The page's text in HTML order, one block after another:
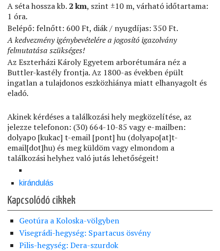
A séta hossza kb. 2 km, szint ±10 m, várható időtartama:
1 óra.
Belépő: felnőtt: 600 Ft, diák / nyugdíjas: 350 Ft.
A kedvezmény igénybevételére a jogosító igazolvány
felmutatása szükséges!
Az Eszterházi Károly Egyetem arborétumára néz a
Buttler-kastély frontja. Az 1800-as években épült
ingatlan a tulajdonos eszközhiánya miatt elhanyagolt és
eladó.
Akinek kérdéses a találkozási hely megközelítése, az
jelezze telefonon: (30) 664-10-85 vagy e-mailben:
dolyapo [kukac] t-email [pont] hu (dolyapo[at]t-
email[dot]hu) és meg küldöm vagy elmondom a
találkozási helyhez való jutás lehetőségeit!
kirándulás
Kapcsolódó cikkek
Geotúra a Koloska-völgyben
Visegrádi-hegység: Spartacus ösvény
Pilis-hegység: Dera-szurdok